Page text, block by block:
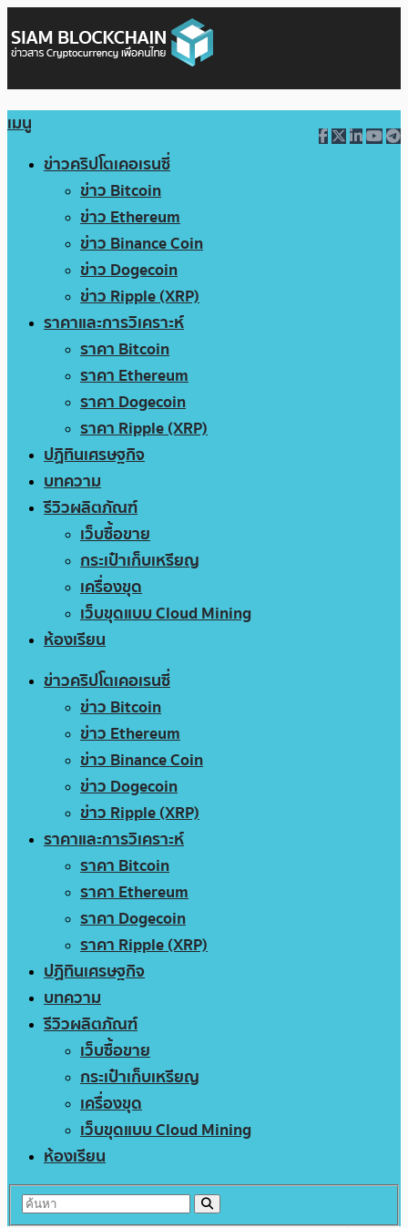
เมนู
ข่าวคริปโตเคอเรนซี่
ข่าว Bitcoin
ข่าว Ethereum
ข่าว Binance Coin
ข่าว Dogecoin
ข่าว Ripple (XRP)
ราคาและการวิเคราะห์
ราคา Bitcoin
ราคา Ethereum
ราคา Dogecoin
ราคา Ripple (XRP)
ปฏิทินเศรษฐกิจ
บทความ
รีวิวผลิตภัณฑ์
เว็บซื้อขาย
กระเป๋าเก็บเหรียญ
เครื่องขุด
เว็บขุดแบบ Cloud Mining
ห้องเรียน
ข่าวคริปโตเคอเรนซี่
ข่าว Bitcoin
ข่าว Ethereum
ข่าว Binance Coin
ข่าว Dogecoin
ข่าว Ripple (XRP)
ราคาและการวิเคราะห์
ราคา Bitcoin
ราคา Ethereum
ราคา Dogecoin
ราคา Ripple (XRP)
ปฏิทินเศรษฐกิจ
บทความ
รีวิวผลิตภัณฑ์
เว็บซื้อขาย
กระเป๋าเก็บเหรียญ
เครื่องขุด
เว็บขุดแบบ Cloud Mining
ห้องเรียน